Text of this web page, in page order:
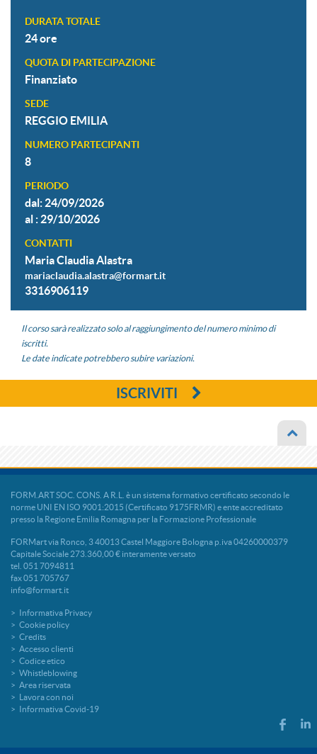
DURATA TOTALE
24 ore
QUOTA DI PARTECIPAZIONE
Finanziato
SEDE
REGGIO EMILIA
NUMERO PARTECIPANTI
8
PERIODO
dal: 24/09/2026
al : 29/10/2026
CONTATTI
Maria Claudia Alastra
mariaclaudia.alastra@formart.it
3316906119
Il corso sarà realizzato solo al raggiungimento del numero minimo di
iscritti.
Le date indicate potrebbero subire variazioni.
ISCRIVITI
FORM.ART SOC. CONS. A R.L. è un sistema formativo certificato secondo le
norme UNI EN ISO 9001:2015 (Certificato 9175FRMR) e ente accreditato
presso la Regione Emilia Romagna per la Formazione Professionale
FORMart via Ronco, 3 40013 Castel Maggiore Bologna p.iva 04260000379
Capitale Sociale 273.360,00 € interamente versato
tel. 051 7094811
fax 051 705767
info@formart.it
Informativa Privacy
Cookie policy
Credits
Accesso clienti
Codice etico
Whistleblowing
Area riservata
Lavora con noi
Informativa Covid-19